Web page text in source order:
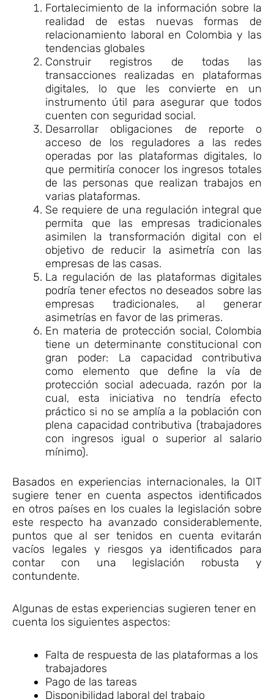
Fortalecimiento de la información sobre la
realidad de estas nuevas formas de
relacionamiento laboral en Colombia y las
tendencias globales
Construir registros de todas las
transacciones realizadas en plataformas
digitales, lo que les convierte en un
instrumento útil para asegurar que todos
cuenten con seguridad social.
Desarrollar obligaciones de reporte o
acceso de los reguladores a las redes
operadas por las plataformas digitales, lo
que permitiría conocer los ingresos totales
de las personas que realizan trabajos en
varias plataformas.
Se requiere de una regulación integral que
permita que las empresas tradicionales
asimilen la transformación digital con el
objetivo de reducir la asimetría con las
empresas de las casas.
La regulación de las plataformas digitales
podría tener efectos no deseados sobre las
empresas tradicionales, al generar
asimetrías en favor de las primeras.
En materia de protección social, Colombia
tiene un determinante constitucional con
gran poder: La capacidad contributiva
como elemento que define la vía de
protección social adecuada, razón por la
cual, esta iniciativa no tendría efecto
práctico si no se amplía a la población con
plena capacidad contributiva (trabajadores
con ingresos igual o superior al salario
mínimo).
Basados en experiencias internacionales, la OIT
sugiere tener en cuenta aspectos identificados
en otros países en los cuales la legislación sobre
este respecto ha avanzado considerablemente,
puntos que al ser tenidos en cuenta evitarán
vacíos legales y riesgos ya identificados para
contar con una legislación robusta y
contundente.
Algunas de estas experiencias sugieren tener en
cuenta los siguientes aspectos:
Falta de respuesta de las plataformas a los
trabajadores
Pago de las tareas
Disponibilidad laboral del trabajo